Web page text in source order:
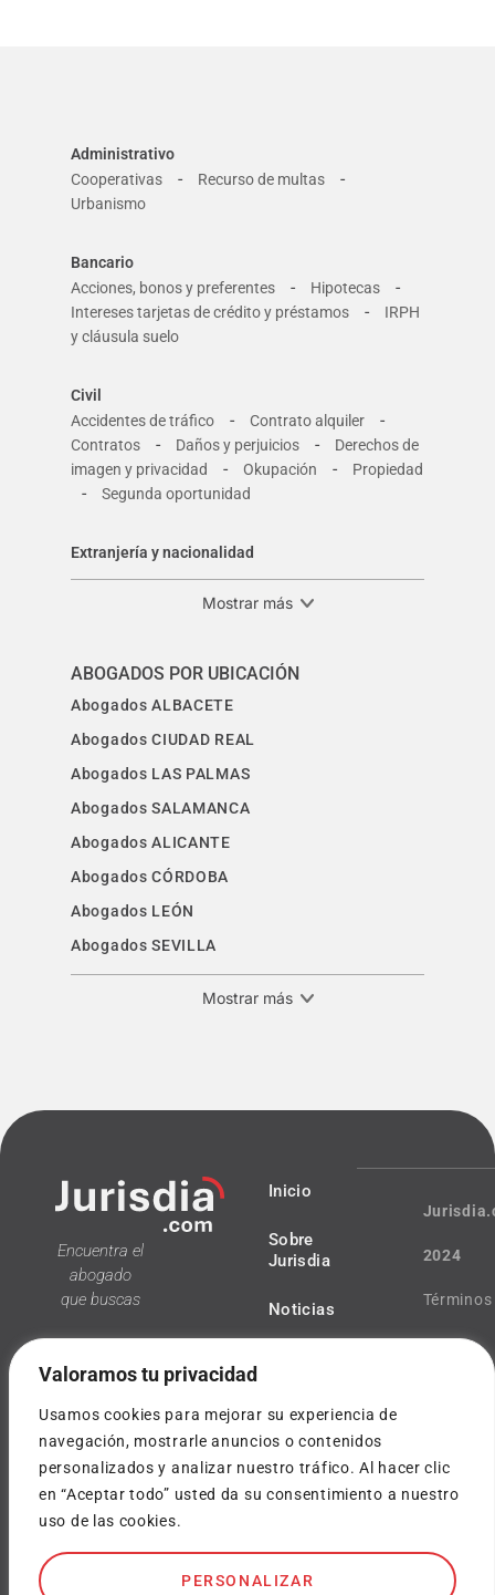
Valoramos tu privacidad
Usamos cookies para mejorar su experiencia de
navegación, mostrarle anuncios o contenidos
personalizados y analizar nuestro tráfico. Al hacer clic
en “Aceptar todo” usted da su consentimiento a nuestro
uso de las cookies.
PERSONALIZAR
Administrativo
Cooperativas
- Recurso de multas -
Urbanismo
Bancario
Acciones, bonos y preferentes
- Hipotecas -
Intereses tarjetas de crédito y préstamos -
IRPH
y cláusula suelo
Civil
Accidentes de tráfico
- Contrato alquiler -
Contratos - Daños y perjuicios -
Derechos de
imagen y privacidad
- Okupación - Propiedad
- Segunda oportunidad
Extranjería y nacionalidad
Mostrar más
ABOGADOS POR UBICACIÓN
Abogados ALBACETE
Abogados CIUDAD REAL
Abogados LAS PALMAS
Abogados SALAMANCA
Abogados ALICANTE
Abogados CÓRDOBA
Abogados LEÓN
Abogados SEVILLA
Mostrar más
Encuentra el
abogado
que buscas
Inicio
Sobre
Jurisdia
Noticias
¿Tienes
dudas?
2024
Términos
y
de
Cookies